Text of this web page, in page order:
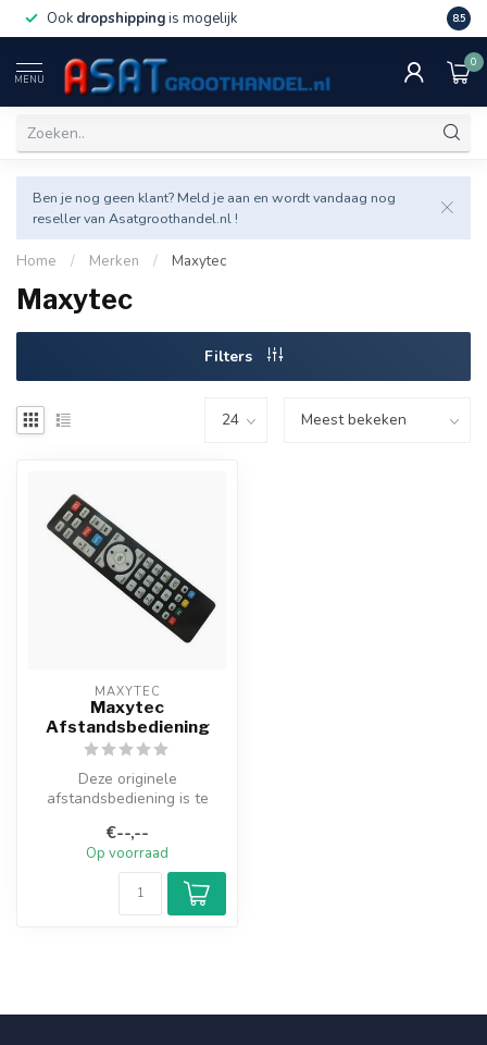
Ook dropshippingis mogelijk Veel
8.5
MENU
0
Ben je nog geen klant? Meld je aan en wordt vandaag nog
reseller van Asatgroothandel.nl !
Home / Merken / Maxytec
Maxytec
Filters
MAXYTEC
Maxytec
Afstandsbediening
Deze originele
afstandsbediening is te
Maxytec 5G, Ma...
€--,--
Op voorraad